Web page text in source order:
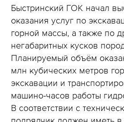
Быстринский ГОК начал
оказания услуг по
горной массы, а также по
негабаритных кусков
Планируемый объём
млн кубических метров
экскавации и
машино-часов работы
В соответствии с